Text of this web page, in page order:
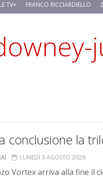
TV+ FRANCO RICCIARDIELLO
conclusione la
LUNEDÌ 3 AGOSTO 2026
Vortex arriva alla fine il